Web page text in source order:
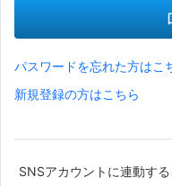
パスワードを忘れた方はこ
新規登録の方はこちら
SNSアカウントに連動す